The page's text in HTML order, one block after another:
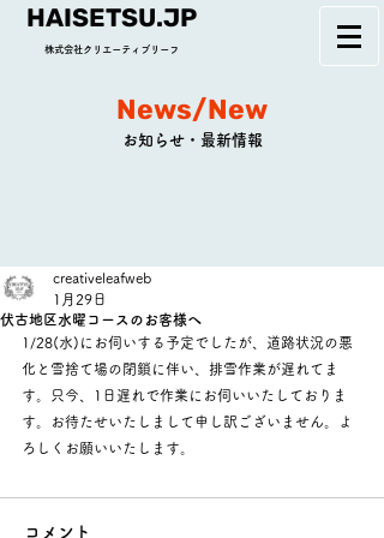
HAISETSU.JP
株式会社クリエーティブリーフ
News/New
お知らせ・最新情報
伏古地区水曜コースのお客様へ
creativeleafweb
1月29日
1/28(水)にお伺いする予定でしたが、道路状況の悪
化と雪捨て場の閉鎖に伴い、排雪作業が遅れてま
す。只今、1日遅れで作業にお伺いいたしておりま
す。お待たせいたしまして申し訳ございません。よ
ろしくお願いいたします。
コメント